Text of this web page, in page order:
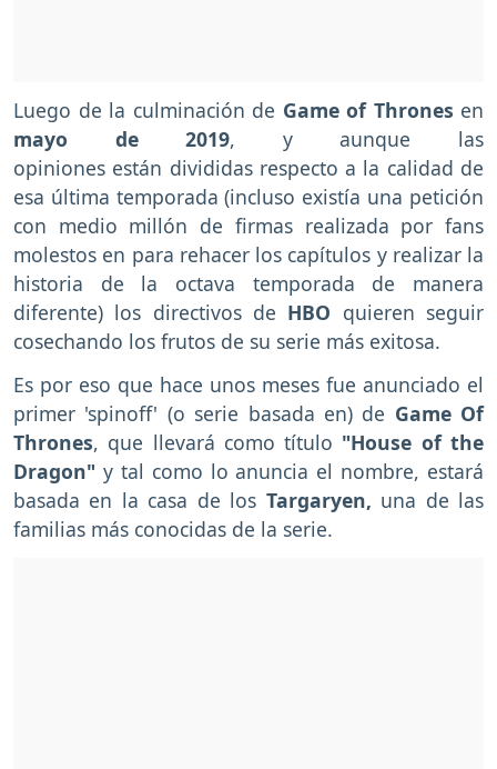
Luego de la culminación de Game of Thrones en
mayo de 2019, y aunque las
opiniones están divididas respecto a la calidad de
esa última temporada (incluso existía una petición
con medio millón de firmas realizada por fans
molestos en para rehacer los capítulos y realizar la
historia de la octava temporada de manera
diferente) los directivos de HBO quieren seguir
cosechando los frutos de su serie más exitosa.
Es por eso que hace unos meses fue anunciado el
primer 'spinoff' (o serie basada en) de Game Of
Thrones, que llevará como título "House of the
Dragon" y tal como lo anuncia el nombre, estará
basada en la casa de los Targaryen, una de las
familias más conocidas de la serie.